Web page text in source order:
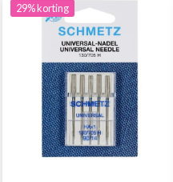
29% korting